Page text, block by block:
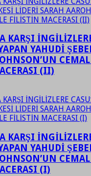
KARŞI
YAHUDİ
(II)
KARŞI
YAHUDİ
(I)